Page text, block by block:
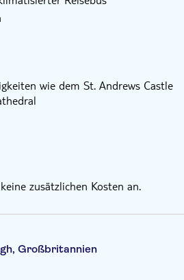
Verfügbarkeit von
zu ändern
sich das Recht vor, Touren
nicht erreicht
mitzubringen:
und/oder wasserdichte Kleidung
Wanderschuhe und nehmen Sie
Hut für sonnige Tage mit
wie dem St. Andrews Castle
zusätzlichen Kosten an.
Großbritannien